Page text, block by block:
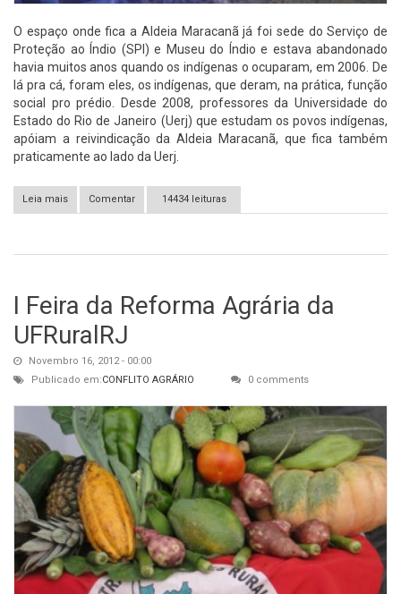
O espaço onde fica a Aldeia Maracanã já foi sede do Serviço de
Proteção ao Índio (SPI) e Museu do Índio e estava abandonado
havia muitos anos quando os indígenas o ocuparam, em 2006. De
lá pra cá, foram eles, os indígenas, que deram, na prática, função
social pro prédio. Desde 2008, professores da Universidade do
Estado do Rio de Janeiro (Uerj) que estudam os povos indígenas,
apóiam a reivindicação da Aldeia Maracanã, que fica também
praticamente ao lado da Uerj.
Leia mais sobre Organização Popular na luta em torno da Aldeia Maracanã
Comentar 14434 leituras
I Feira da Reforma Agrária da
UFRuralRJ
Novembro 16, 2012 - 00:00
Publicado em:CONFLITO AGRÁRIO 0 comments